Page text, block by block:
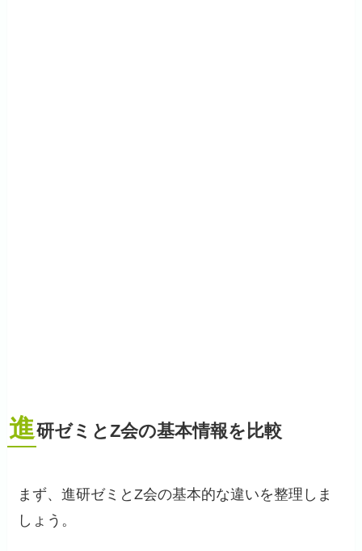
進研ゼミとZ会の基本情報を比較
まず、進研ゼミとZ会の基本的な違いを整理しま
しょう。